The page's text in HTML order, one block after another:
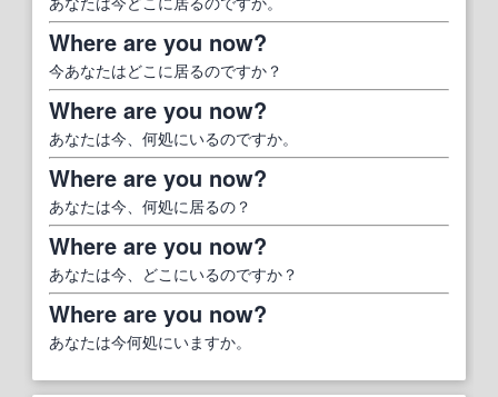
Where are you now?
今あなたはどこに居るのですか？
Where are you now?
あなたは今、何処にいるのですか。
Where are you now?
あなたは今、何処に居るの？
Where are you now?
あなたは今、どこにいるのですか？
Where are you now?
あなたは今何処にいますか。